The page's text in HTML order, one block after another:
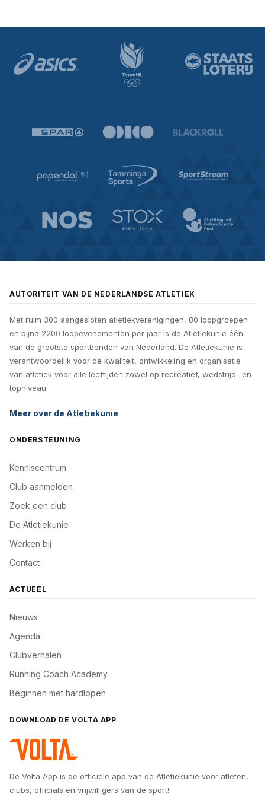
Activiteitenverslag 2019
Financieel verslag 2019
Activiteitenverslag 2018
Jaarverslag 2016
Jaarverslag 2014
Statistisch jaarverslag 2017
Statistisch jaarverslag 2016
Statistisch jaarverslag 2015
Statistisch jaarverslag 2014
AUTORITEIT VAN DE NEDERLANDSE ATLETIEK
Met ruim 300 aangesloten atletiekverenigingen, 80 loopgroepen
en bijna 2200 loopevenementen per jaar is de Atletiekunie één
van de grootste sportbonden van Nederland. De Atletiekunie is
verantwoordelijk voor de kwaliteit, ontwikkeling en organisatie
van atletiek voor alle leeftijden zowel op recreatief, wedstrijd- en
topniveau.
Meer over de Atletiekunie
ONDERSTEUNING
Kenniscentrum
Club aanmelden
Zoek een club
De Atletiekunie
Werken bij
Contact
ACTUEEL
Nieuws
Agenda
Clubverhalen
Running Coach Academy
Beginnen met hardlopen
DOWNLOAD DE VOLTA APP
De Volta App is de officiële app van de Atletiekunie voor atleten,
clubs, officials en vrijwilligers van de sport!